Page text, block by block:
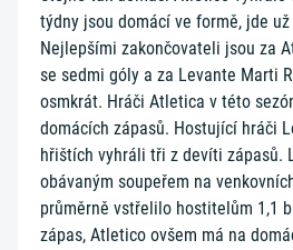
týdny jsou domácí ve formě, jde
Nejlepšími zakončovateli jsou za
se sedmi góly a za Levante Marti
osmkrát. Hráči Atletica v této
domácích zápasů. Hostující hráči
hřištích vyhráli tři z devíti zápasů.
obávaným soupeřem na
průměrně vstřelilo hostitelům 1,1
zápas, Atletico ovšem má na